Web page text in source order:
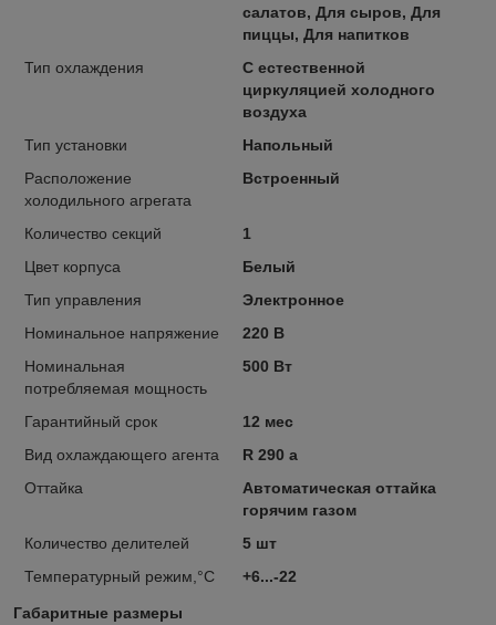
салатов, Для сыров, Для
пиццы, Для напитков
Тип охлаждения
С естественной
циркуляцией холодного
воздуха
Тип установки
Напольный
Расположение
холодильного агрегата
Встроенный
Количество секций
1
Цвет корпуса
Белый
Тип управления
Электронное
Номинальное напряжение
220 В
Номинальная
потребляемая мощность
500 Вт
Гарантийный срок
12 мес
Вид охлаждающего агента
R 290 a
Оттайка
Автоматическая оттайка
горячим газом
Количество делителей
5 шт
Температурный режим,°С
+6...-22
Габаритные размеры